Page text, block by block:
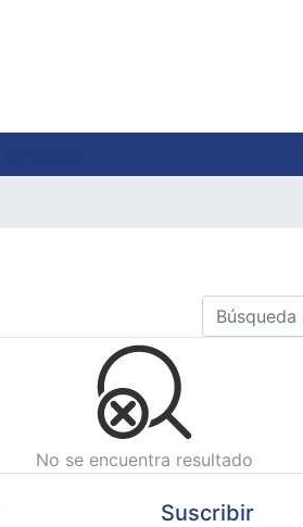
No se encuentra resultado
Suscribir